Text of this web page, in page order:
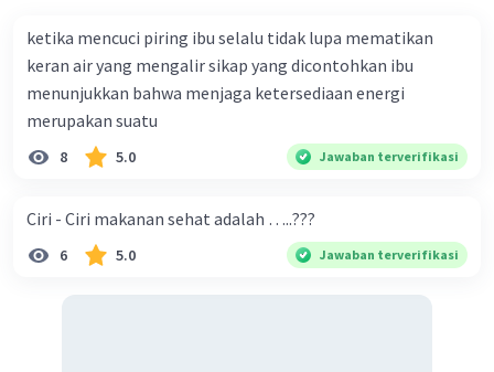
ketika mencuci piring ibu selalu tidak lupa mematikan
keran air yang mengalir sikap yang dicontohkan ibu
menunjukkan bahwa menjaga ketersediaan energi
merupakan suatu
8 5.0 Jawaban terverifikasi
Ciri - Ciri makanan sehat adalah …..???
6 5.0 Jawaban terverifikasi